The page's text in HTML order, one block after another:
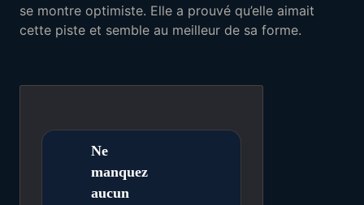
se montre optimiste. Elle a prouvé qu’elle aimait
cette piste et semble au meilleur de sa forme.
Ne
manquez
aucun